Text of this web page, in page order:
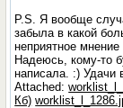
P.S. Я вообще
забыла в какой
неприятное
Надеюсь, кому-то
написала. :) Удачи
Attached:
Кб)